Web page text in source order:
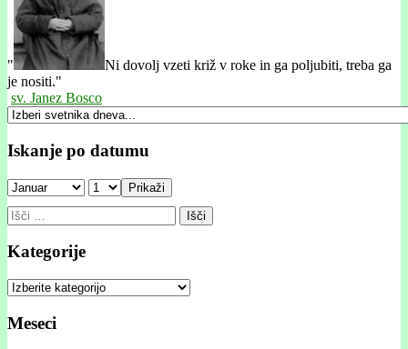
"
Ni dovolj vzeti križ v roke in ga poljubiti, treba ga
je nositi."
sv. Janez Bosco
Iskanje po datumu
Prikaži
Išči:
Kategorije
Kategorije
Meseci